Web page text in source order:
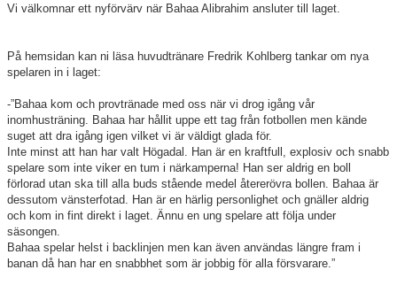
Vi välkomnar ett nyförvärv när Bahaa Alibrahim ansluter till laget.
På hemsidan kan ni läsa huvudtränare Fredrik Kohlberg tankar om nya
spelaren in i laget:
-”Bahaa kom och provtränade med oss när vi drog igång vår
inomhusträning. Bahaa har hållit uppe ett tag från fotbollen men kände
suget att dra igång igen vilket vi är väldigt glada för.
Inte minst att han har valt Högadal. Han är en kraftfull, explosiv och snabb
spelare som inte viker en tum i närkamperna! Han ser aldrig en boll
förlorad utan ska till alla buds stående medel återerövra bollen. Bahaa är
dessutom vänsterfotad. Han är en härlig personlighet och gnäller aldrig
och kom in fint direkt i laget. Ännu en ung spelare att följa under
säsongen.
Bahaa spelar helst i backlinjen men kan även användas längre fram i
banan då han har en snabbhet som är jobbig för alla försvarare.”